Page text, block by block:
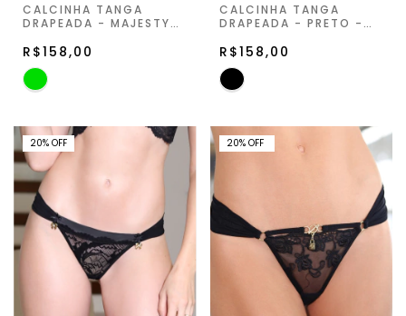
CALCINHA TANGA
DRAPEADA - MAJESTY
II
R$158,00
CALCINHA TANGA
DRAPEADA - PRETO -
R$158,00
20% OFF 20%OFF
20% OFF